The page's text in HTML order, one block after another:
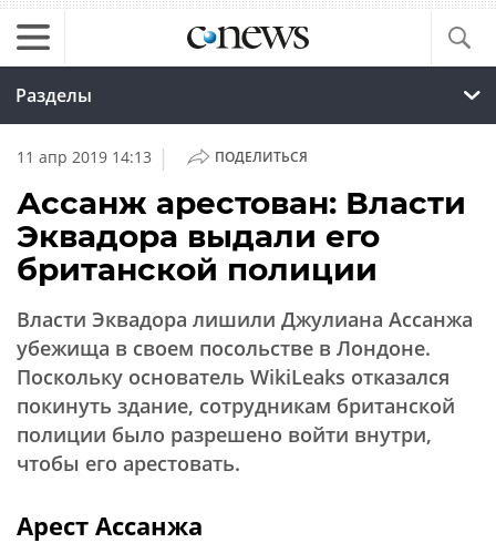
Разделы
11 апр 2019 14:13 | ПОДЕЛИТЬСЯ
Ассанж арестован: Власти
Эквадора выдали его
британской полиции
Власти Эквадора лишили Джулиана Ассанжа
убежища в своем посольстве в Лондоне.
Поскольку основатель WikiLeaks отказался
покинуть здание, сотрудникам британской
полиции было разрешено войти внутри,
чтобы его арестовать.
Арест Ассанжа